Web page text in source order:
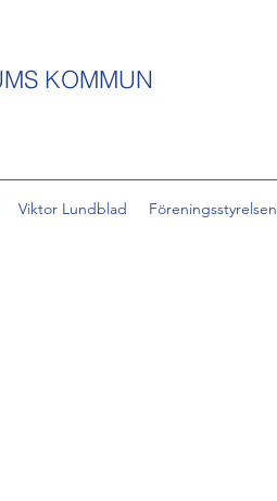
KOMMUN
Viktor Lundblad Föreningsstyrelsen